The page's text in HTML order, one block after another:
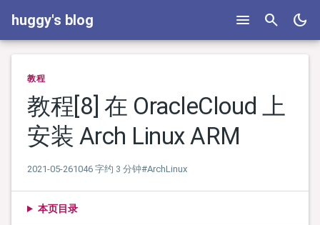
huggy's blog menu search dark_mode
教程
教程[8] 在 OracleCloud 上
安装 Arch Linux ARM
2021-05-261046 字约 3 分钟#ArchLinux
本页目录